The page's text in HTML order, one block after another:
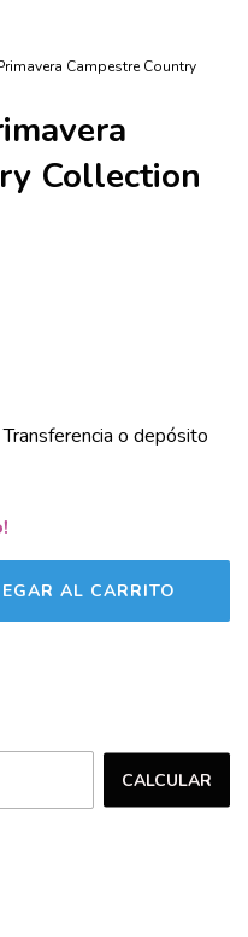
Campestre Country
Collection
o depósito
CALCULAR